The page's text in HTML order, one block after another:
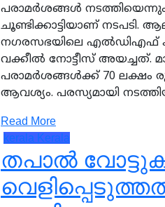
പരാമര്‍ശങ്ങള്‍ നടത്തിയെന്നും
ചൂണ്ടിക്കാട്ടിയാണ് നടപടി.
നഗരസഭയിലെ എല്‍ഡിഎഫ്
വക്കീല്‍ നോട്ടീസ് അയച്ചത്.
പരാമര്‍ശങ്ങള്‍ക്ക് 70 ലക്ഷം
ആവശ്യം. പരസ്യമായി
Read More
kerala Kerala
തപാല്‍